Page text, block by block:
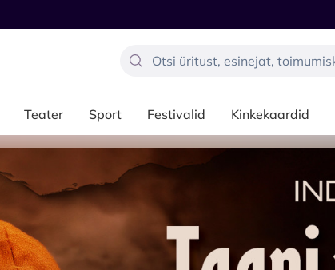
Teater Sport Festivalid Kinkekaardid